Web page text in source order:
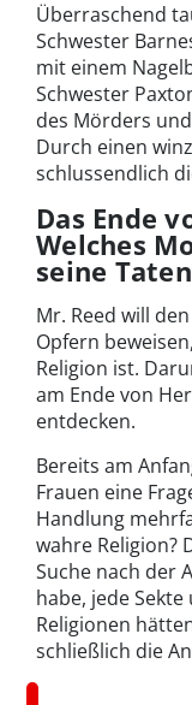
Überraschend
Schwester
mit einem
Schwester
des Mörders
Durch einen
schlussendlich
Das Ende
Welches
seine
Mr. Reed will
Opfern
Religion ist.
am Ende von
entdecken.
Bereits am
Frauen eine
Handlung
wahre Religion?
Suche nach der
habe, jede
Religionen
schließlich die